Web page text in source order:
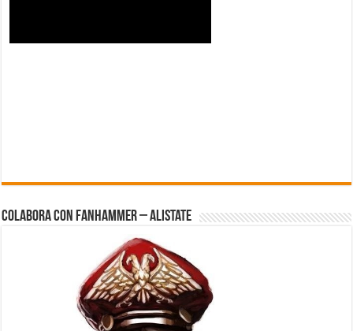
Colabora con FanHammer – Alistate